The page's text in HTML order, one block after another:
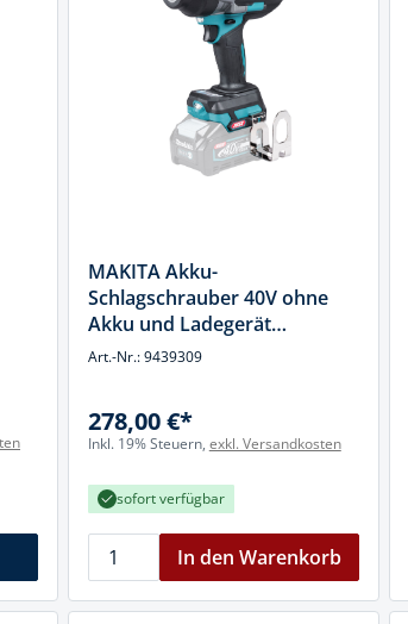
Lochwerkzeuge
MAKITA Akku-
Schlagschrauber 40V ohne
Akku und Ladegerät
TW002GZ
Art.-Nr.: 9439309
278,00 €*
Inkl. 19% Steuern, exkl. Versandkosten
sofort verfügbar
In den Warenkorb